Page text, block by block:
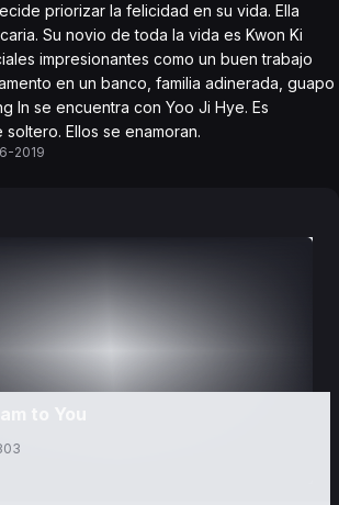
priorizar la felicidad en su vida. Ella
Su novio de toda la vida es Kwon Ki
impresionantes como un buen trabajo
en un banco, familia adinerada, guapo
In se encuentra con Yoo Ji Hye. Es
Ellos se enamoran.
2019